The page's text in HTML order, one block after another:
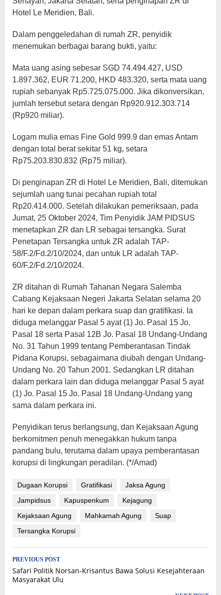
Hotel Le Meridien, Bali.
Dalam penggeledahan di rumah ZR, penyidik
menemukan berbagai barang bukti, yaitu:
Mata uang asing sebesar SGD 74.494.427, USD
1.897.362, EUR 71.200, HKD 483.320, serta mata uang
rupiah sebanyak Rp5.725.075.000. Jika dikonversikan,
jumlah tersebut setara dengan Rp920.912.303.714
(Rp920 miliar).
Logam mulia emas Fine Gold 999.9 dan emas Antam
dengan total berat sekitar 51 kg, setara
Rp75.203.830.832 (Rp75 miliar).
Di penginapan ZR di Hotel Le Meridien, Bali, ditemukan
sejumlah uang tunai pecahan rupiah total
Rp20.414.000. Setelah dilakukan pemeriksaan, pada
Jumat, 25 Oktober 2024, Tim Penyidik JAM PIDSUS
menetapkan ZR dan LR sebagai tersangka. Surat
Penetapan Tersangka untuk ZR adalah TAP-
58/F.2/Fd.2/10/2024, dan untuk LR adalah TAP-
60/F.2/Fd.2/10/2024.
ZR ditahan di Rumah Tahanan Negara Salemba
Cabang Kejaksaan Negeri Jakarta Selatan selama 20
hari ke depan dalam perkara suap dan gratifikasi. Ia
diduga melanggar Pasal 5 ayat (1) Jo. Pasal 15 Jo.
Pasal 18 serta Pasal 12B Jo. Pasal 18 Undang-Undang
No. 31 Tahun 1999 tentang Pemberantasan Tindak
Pidana Korupsi, sebagaimana diubah dengan Undang-
Undang No. 20 Tahun 2001. Sedangkan LR ditahan
dalam perkara lain dan diduga melanggar Pasal 5 ayat
(1) Jo. Pasal 15 Jo. Pasal 18 Undang-Undang yang
sama dalam perkara ini.
Penyidikan terus berlangsung, dan Kejaksaan Agung
berkomitmen penuh menegakkan hukum tanpa
pandang bulu, terutama dalam upaya pemberantasan
korupsi di lingkungan peradilan. (*/Amad)
Dugaan Korupsi Gratifikasi
Jaksa Agung
Jampidsus
Kapuspenkum
Kejagung
Kejaksaan Agung
Mahkamah Agung
Suap
Tersangka Korupsi
Post
navigation
PREVIOUS POST
Safari Politik Norsan-Krisantus Bawa Solusi Kesejahteraan
Masyarakat Ulu